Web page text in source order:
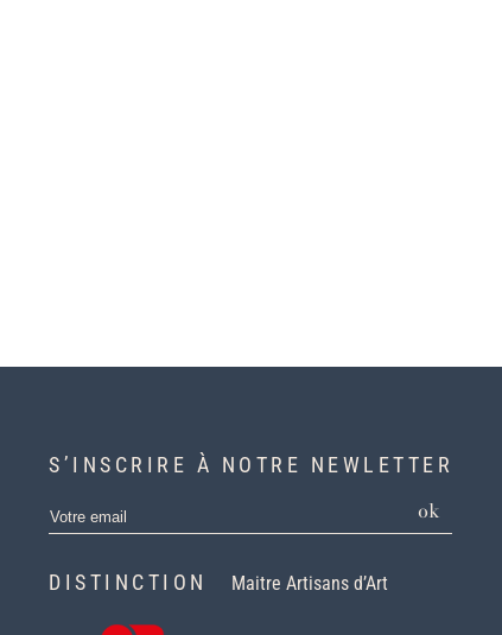
S’INSCRIRE À NOTRE NEWLETTER
ok
DISTINCTION Maitre Artisans d’Art